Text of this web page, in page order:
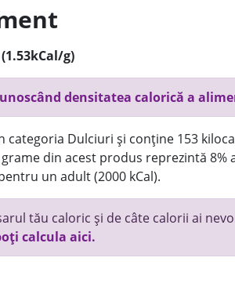
g)
densitatea calorică a
categoria Dulciuri și conține 153
din acest produs reprezintă 8%
un adult (2000 kCal).
tău caloric și de câte calorii ai
calcula aici.